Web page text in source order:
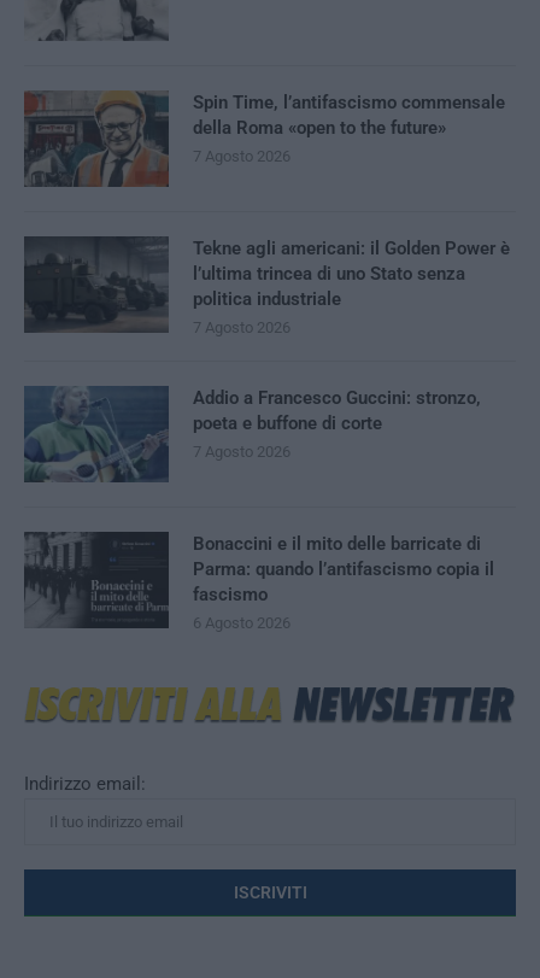
Indirizzo email:
Spin Time, l’antifascismo commensale
della Roma «open to the future»
7 Agosto 2026
Tekne agli americani: il Golden Power è
l’ultima trincea di uno Stato senza
politica industriale
7 Agosto 2026
Addio a Francesco Guccini: stronzo,
poeta e buffone di corte
7 Agosto 2026
Bonaccini e il mito delle barricate di
Parma: quando l’antifascismo copia il
fascismo
6 Agosto 2026